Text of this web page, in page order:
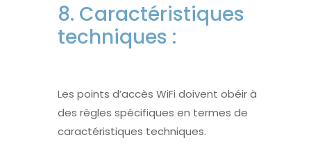
8. Caractéristiques
techniques :
Les points d’accès WiFi doivent obéir à
des règles spécifiques en termes de
caractéristiques techniques.